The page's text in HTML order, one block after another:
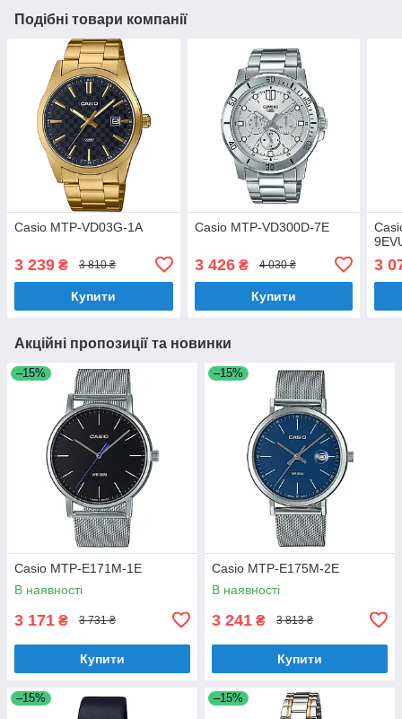
Подібні товари компанії
Casio MTP-VD03G-1A
3 239 ₴ 3 810 ₴
Купити
Casio MTP-VD300D-7E
3 426₴ 4 030 ₴
Купити
3
Акційні пропозиції та новинки
–15%
Casio MTP-E171M-1E
В наявності
3 171 ₴ 3 731 ₴
Купити
–15%
Casio MTP-E175M-2E
В наявності
3 241 ₴ 3 813 ₴
Купити
–15% –15%